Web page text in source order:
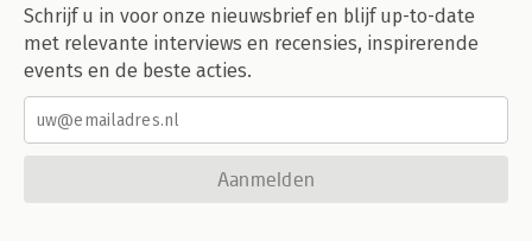
Schrijf u in voor onze nieuwsbrief en blijf up-to-date
met relevante interviews en recensies, inspirerende
events en de beste acties.
Aanmelden